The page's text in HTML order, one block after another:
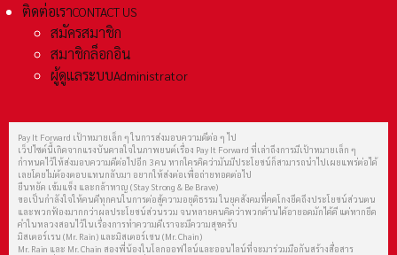
ติดต่อเราCONTACT US
สมัครสมาชิก
สมาชิกล็อกอิน
ผู้ดูแลระบบAdministrator
Pay It Forward เป้าหมายเล็ก ๆ ในการส่งมอบความดีต่อ ๆ ไป
เว็ปไซต์นี้เกิดจากแรงบันดาลใจในภาพยนต์เรื่อง Pay It Forward ที่เล่าถึงการมีเป้าหมายเล็ก ๆ
กำหนดไว้ให้ส่งมอบความดีต่อไปอีก 3 คน หากใครคิดว่ามันมีประโยชน์ก็สามารถนำไปเผยแพร่ต่อได้
เลยโดยไม่ต้องตอบแทนกลับมา อยากให้ส่งต่อเพื่อถ่ายทอดต่อไป
ยืนหยัด เข้มแข็ง และกล้าหาญ (Stay Strong & Be Brave)
ขอเป็นกำลังใจให้คนดีทุกคนในการต่อสู้ความอยุติธรรม ในยุคสังคมที่คดโกงยึดถึงประโยชน์ส่วนตน
และพวกฟ้องมากกว่าผลประโยชน์ส่วนรวม จนหลายคนคิดว่าพวกด้านได้อายอดมักได้ดี แต่หากยึด
คำในหลวงสอนไว้ในเรื่องการทำความดีเราจะมีความสุขครับ
มิสเตอร์เรน (Mr. Rain) และมิสเตอร์เชน (Mr. Chain)
Mr. Rain และ Mr. Chain สองพี่น้องในโลกออฟไลน์และออนไลน์ที่จะมาร่วมมือกันสร้างสื่อสาร